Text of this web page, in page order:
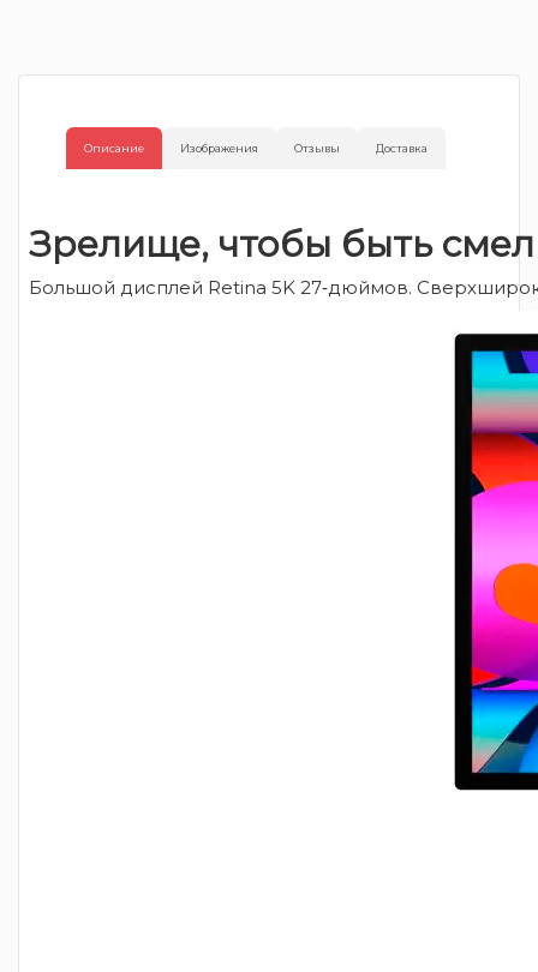
Описание Изображения Отзывы Доставка
Зрелище, чтобы быть
Большой дисплей Retina 5K 27‑дюймов.